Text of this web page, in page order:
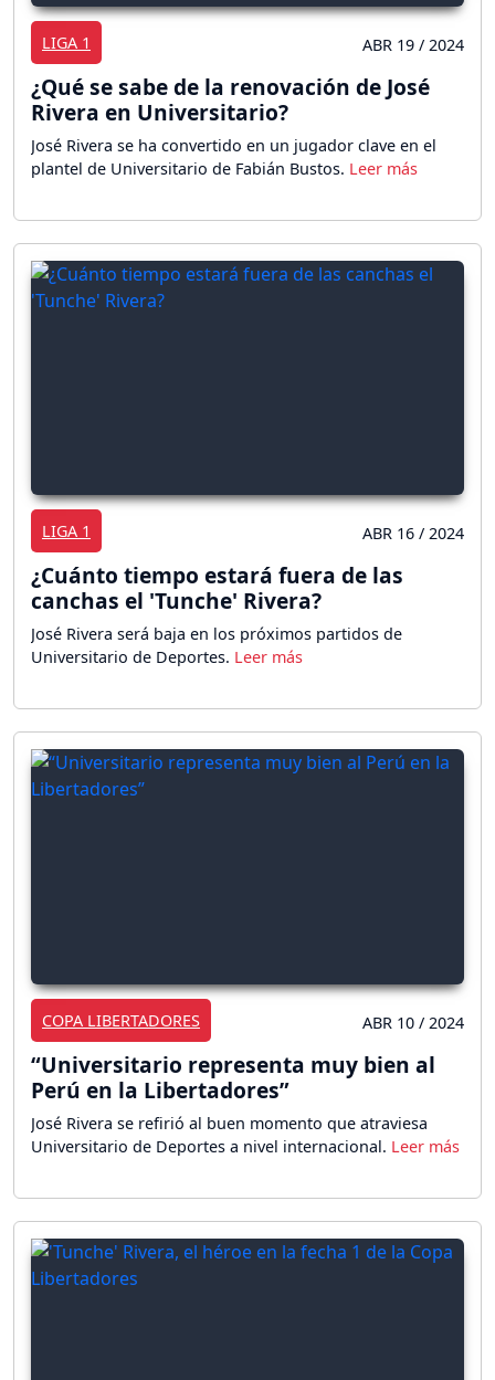
LIGA 1 ABR 19 / 2024
¿Qué se sabe de la renovación de José
Rivera en Universitario?
José Rivera se ha convertido en un jugador clave en el
plantel de Universitario de Fabián Bustos.
LIGA 1 ABR 16 / 2024
¿Cuánto tiempo estará fuera de las
canchas el 'Tunche' Rivera?
José Rivera será baja en los próximos partidos de
Universitario de Deportes.
COPA LIBERTADORES ABR 10 / 2024
“Universitario representa muy bien al
Perú en la Libertadores”
José Rivera se refirió al buen momento que atraviesa
Universitario de Deportes a nivel internacional.